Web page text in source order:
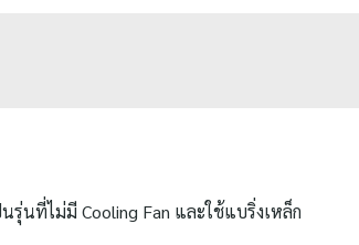
นที่ไม่มี Cooling Fan และใช้แบริ่งเหล็ก